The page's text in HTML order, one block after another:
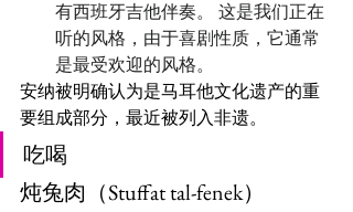
有西班牙吉他伴奏。 这是我们正在
听的风格，由于喜剧性质，它通常
是最受欢迎的风格。
安纳被明确认为是马耳他文化遗产的重
要组成部分，最近被列入非遗。
吃喝
炖兔肉（Stuffat tal-fenek）